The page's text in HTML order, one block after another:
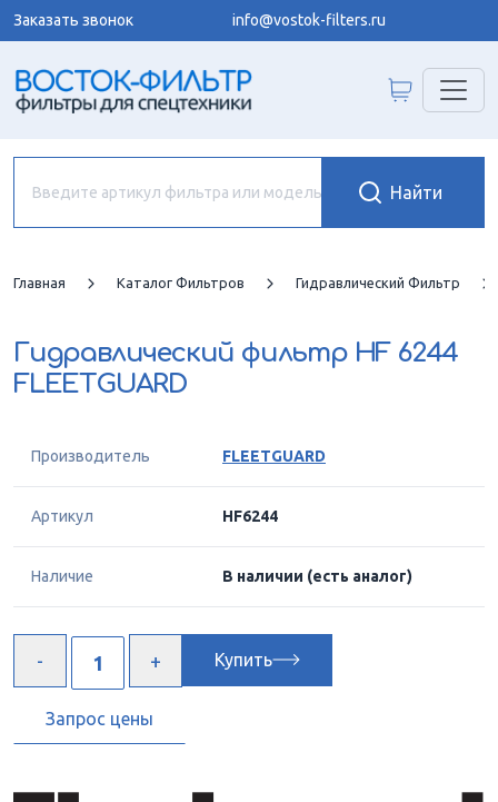
Заказать звонок info@vostok-filters.ru
Главная Каталог Фильтров Гидравлический Фильтр
Гидравлический фильтр HF 6244
FLEETGUARD
Производитель FLEETGUARD
Артикул HF6244
Наличие В наличии (есть аналог)
Купить
Запрос цены